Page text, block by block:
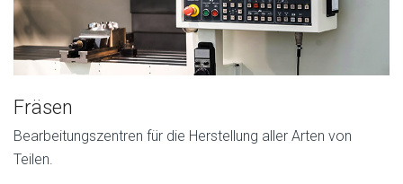
Fräsen
Bearbeitungszentren für die Herstellung aller Arten von
Teilen.